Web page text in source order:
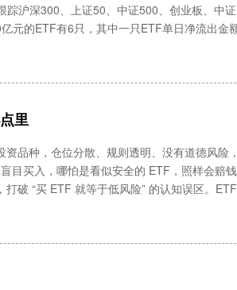
沪深300、上证50、中证500、创业板、中
元的ETF有6只，其中一只ETF单日净流出金
里
品种，仓位分散、规则透明、没有道德风险
目买入，哪怕是看似安全的 ETF，照样会
破 “买 ETF 就等于低风险” 的认知误区。